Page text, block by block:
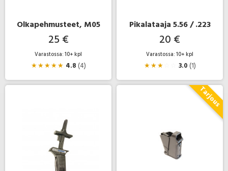
Olkapehmusteet, M05
25 €
Varastossa: 10+ kpl
★★★★★ 4.8(4)
Pikalataaja 5.56 / .223
20 €
Varastossa: 10+ kpl
★★★ 3.0(1)